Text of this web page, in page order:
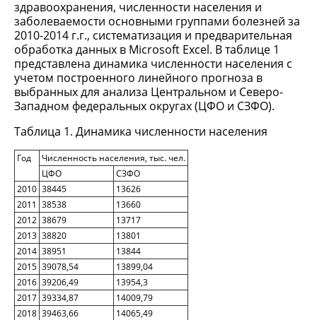
здравоохранения, численности населения и
заболеваемости основными группами болезней за
2010-2014 г.г., систематизация и предварительная
обработка данных в Microsoft Excel. В таблице 1
представлена динамика численности населения с
учетом построенного линейного прогноза в
выбранных для анализа Центральном и Северо-
Западном федеральных округах (ЦФО и СЗФО).
Таблица 1. Динамика численности населения
Год
Численность населения, тыс. чел.
ЦФО
СЗФО
2010 38445
13626
2011 38538
13660
2012 38679
13717
2013 38820
13801
2014 38951
13844
2015 39078,54
13899,04
2016 39206,49
13954,3
2017 39334,87
14009,79
2018 39463,66
14065,49